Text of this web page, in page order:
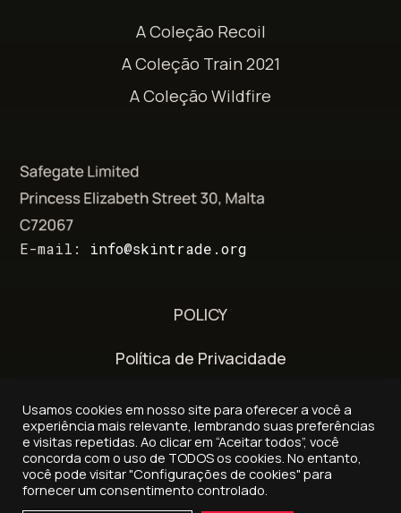
A Coleção Recoil
A Coleção Train 2021
A Coleção Wildfire
E-mail: info@skintrade.org
POLICY
Política de Privacidade
Política de entrega e reembolso
© 2026 - Skintrade.org
Usamos cookies em nosso site para oferecer a você a
experiência mais relevante, lembrando suas preferências
e visitas repetidas. Ao clicar em “Aceitar todos”, você
concorda com o uso de TODOS os cookies. No entanto,
você pode visitar "Configurações de cookies" para
fornecer um consentimento controlado.